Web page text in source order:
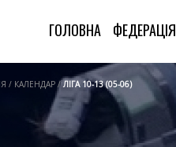
ГОЛОВНА ФЕДЕРАЦІЯ
/ КАЛЕНДАР / ЛІГА 10-13 (05-06)